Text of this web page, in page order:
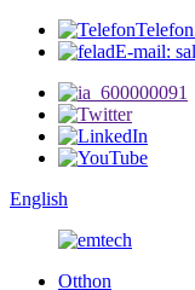
E-mail:
English
Otthon